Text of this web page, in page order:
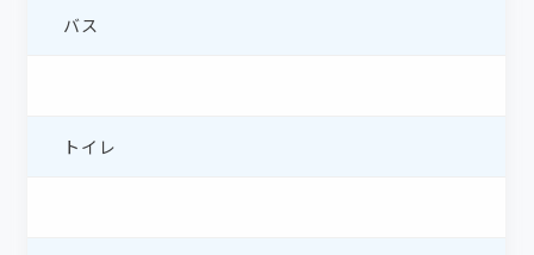
バス
トイレ